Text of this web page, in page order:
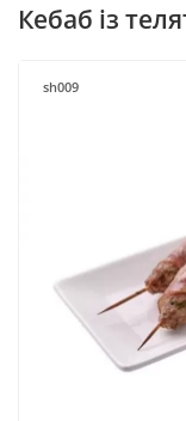
Кебаб із
sh009